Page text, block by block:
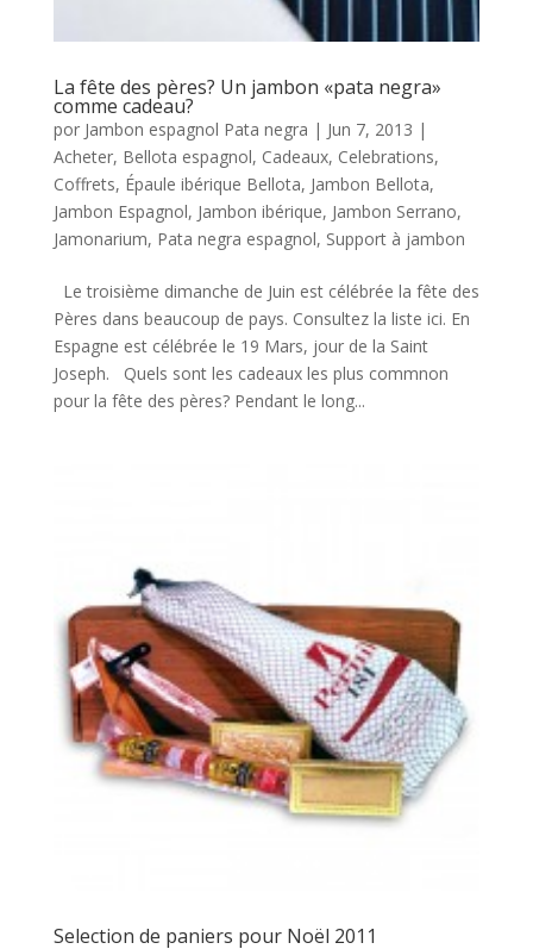
La fête des pères? Un jambon «pata negra»
comme cadeau?
por Jambon espagnol Pata negra | Jun 7, 2013 |
Acheter, Bellota espagnol, Cadeaux, Celebrations,
Coffrets, Épaule ibérique Bellota, Jambon Bellota,
Jambon Espagnol, Jambon ibérique, Jambon Serrano,
Jamonarium, Pata negra espagnol, Support à jambon
Le troisième dimanche de Juin est célébrée la fête des
Pères dans beaucoup de pays. Consultez la liste ici. En
Espagne est célébrée le 19 Mars, jour de la Saint
Joseph. Quels sont les cadeaux les plus commnon
pour la fête des pères? Pendant le long...
Selection de paniers pour Noël 2011